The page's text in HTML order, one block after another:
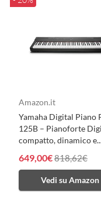
Amazon.it
Yamaha Digital Piano
125B – Pianoforte
compatto, dinamico
649,00€818,62€
Vedi su Amazon